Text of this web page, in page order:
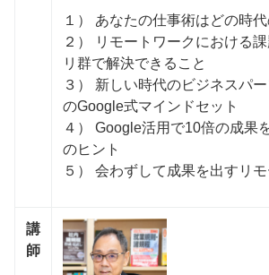
１） あなたの仕事術はどの時代
２） リモートワークにおける
リ群で解決できること
３） 新しい時代のビジネスパ
のGoogle式マインドセット
４） Google活用で10倍の成果
のヒント
５） 会わずして成果を出すリ
講
師